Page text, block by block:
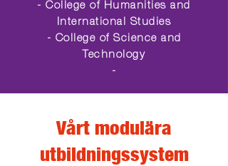
- College of Humanities and
International Studies
- College of Science and
Technology
-
Vårt modulära
utbildningssystem